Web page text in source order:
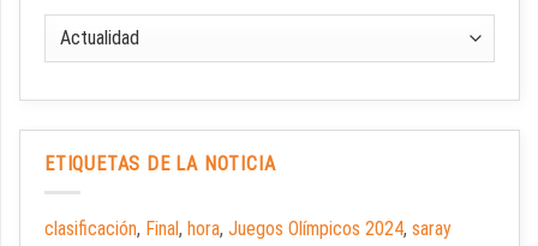
ETIQUETAS DE LA NOTICIA
clasificación, Final, hora, Juegos Olímpicos 2024, saray